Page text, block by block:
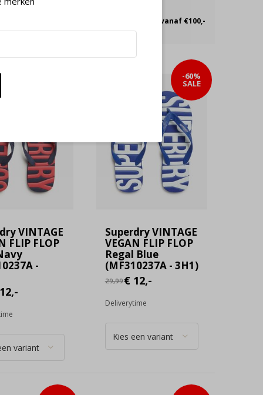
Gratis verzending vanaf €100,-
VINTAGE
FLIP FLOP
-
Superdry VINTAGE
VEGAN FLIP FLOP
Regal Blue
(MF310237A - 3H1)
-60%
SALE
29,99€ 12,-
Deliverytime